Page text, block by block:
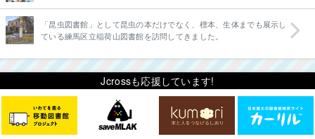
「昆虫図書館」として昆虫の本だけでなく、標本、生体までも展示し
ている練馬区立稲荷山図書館を訪問してきました。
Jcrossも応援しています!